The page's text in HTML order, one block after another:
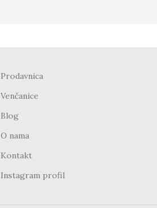
Prodavnica
Venčanice
Blog
O nama
Kontakt
Instagram profil